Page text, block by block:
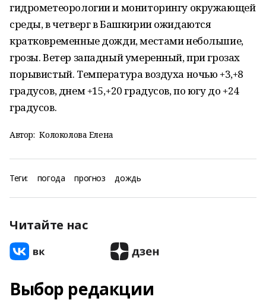
гидрометеорологии и мониторингу окружающей
среды, в четверг в Башкирии ожидаются
кратковременные дожди, местами небольшие,
грозы. Ветер западный умеренный, при грозах
порывистый. Температура воздуха ночью +3,+8
градусов, днем +15,+20 градусов, по югу до +24
градусов.
Автор: Колоколова Елена
Теги: погода прогноз дождь
Читайте нас
Выбор редакции